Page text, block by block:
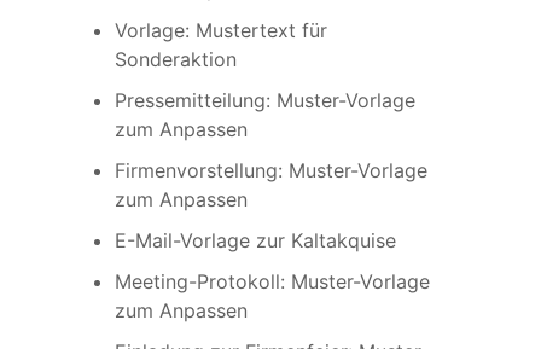
Vorlage: Mustertext für
Sonderaktion
Pressemitteilung: Muster-Vorlage
zum Anpassen
Firmenvorstellung: Muster-Vorlage
zum Anpassen
E-Mail-Vorlage zur Kaltakquise
Meeting-Protokoll: Muster-Vorlage
zum Anpassen